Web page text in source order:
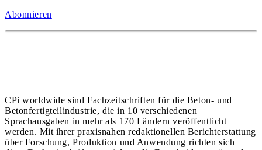
Abonnieren
CPi worldwide sind Fachzeitschriften für die Beton- und
Betonfertigteilindustrie, die in 10 verschiedenen
Sprachausgaben in mehr als 170 Ländern veröffentlicht
werden. Mit ihrer praxisnahen redaktionellen Berichterstattung
über Forschung, Produktion und Anwendung richten sich